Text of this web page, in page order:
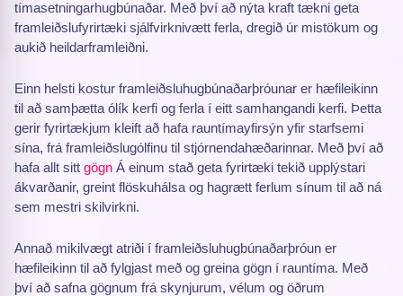
tímasetningarhugbúnaðar. Með því að nýta kraft tækni geta
framleiðslufyrirtæki sjálfvirknivætt ferla, dregið úr mistökum og
aukið heildarframleiðni.
Einn helsti kostur framleiðsluhugbúnaðarþróunar er hæfileikinn
til að samþætta ólík kerfi og ferla í eitt samhangandi kerfi. Þetta
gerir fyrirtækjum kleift að hafa rauntímayfirsýn yfir starfsemi
sína, frá framleiðslugólfinu til stjórnendahæðarinnar. Með því að
hafa allt sitt gögn Á einum stað geta fyrirtæki tekið upplýstari
ákvarðanir, greint flöskuhálsa og hagrætt ferlum sínum til að ná
sem mestri skilvirkni.
Annað mikilvægt atriði í framleiðsluhugbúnaðarþróun er
hæfileikinn til að fylgjast með og greina gögn í rauntíma. Með
því að safna gögnum frá skynjurum, vélum og öðrum